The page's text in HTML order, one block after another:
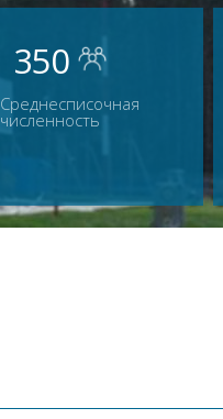
350
Среднесписочная
численность